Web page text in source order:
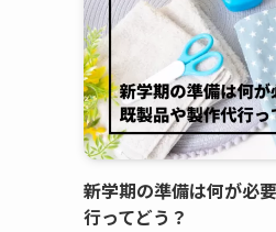
新学期の準備は何が必
行ってどう？